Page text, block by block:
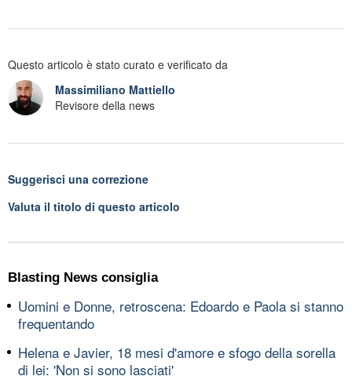
Questo articolo è stato curato e verificato da
Massimiliano Mattiello
Revisore della news
Suggerisci una correzione
Valuta il titolo di questo articolo
Blasting News consiglia
Uomini e Donne, retroscena: Edoardo e Paola si stanno
frequentando
Helena e Javier, 18 mesi d'amore e sfogo della sorella
di lei: 'Non si sono lasciati'